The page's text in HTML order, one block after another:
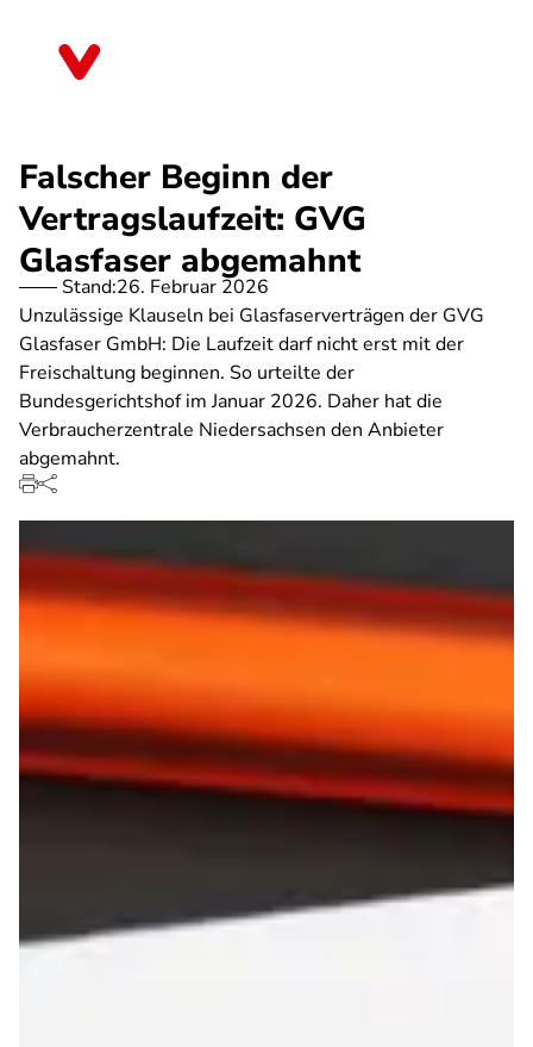
Falscher Beginn der
Vertragslaufzeit: GVG
Glasfaser abgemahnt
Stand:26. Februar 2026
Unzulässige Klauseln bei Glasfaserverträgen der GVG
Glasfaser GmbH: Die Laufzeit darf nicht erst mit der
Freischaltung beginnen. So urteilte der
Bundesgerichtshof im Januar 2026. Daher hat die
Verbraucherzentrale Niedersachsen den Anbieter
abgemahnt.